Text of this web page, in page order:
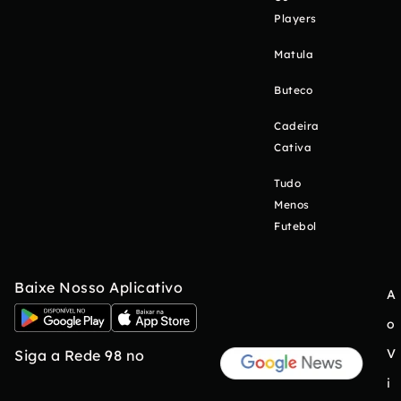
Players
Matula
Buteco
Cadeira
Cativa
Tudo
Menos
Futebol
Baixe Nosso Aplicativo
Siga a Rede 98 no
A
o
V
i